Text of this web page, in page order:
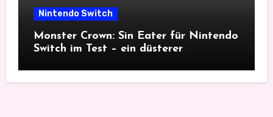
Nintendo Switch
Monster Crown: Sin Eater für Nintendo
Switch im Test – ein düsterer